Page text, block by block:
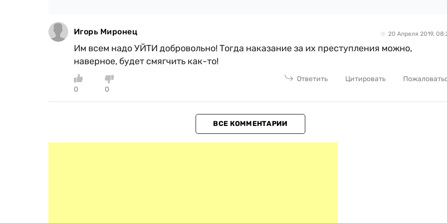
Игорь Миронец 20 Апреля 2019,
Им всем надо УЙТИ добровольно! Тогда наказание за их преступления можно,
наверное, будет смягчить как-то!
0 0
Ответить Цитировать
ВСЕ КОММЕНТАРИИ